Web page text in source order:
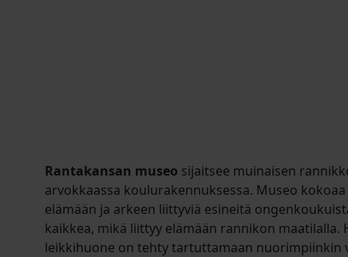
Rantakansan museo sijaitsee muinaisen
arvokkaassa koulurakennuksessa. Museo
elämään ja arkeen liittyviä esineitä
kaikkea, mikä liittyy elämään rannikon maatilalla.
leikkihuone on tehty tartuttamaan nuorimpiinkin